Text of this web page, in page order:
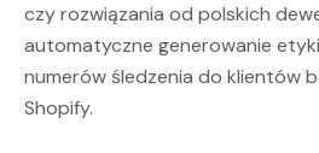
czy rozwiązania od polskich
automatyczne generowanie
numerów śledzenia do klientów
Shopify.